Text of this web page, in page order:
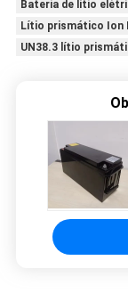
Bateria de lítio
Lítio prismático Ion
UN38.3 lítio